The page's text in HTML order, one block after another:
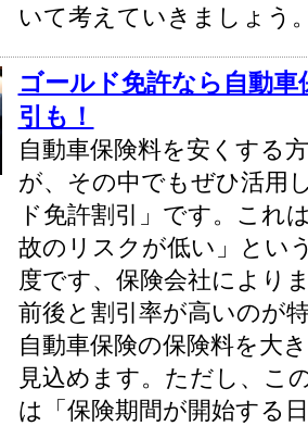
いて考えていきましょう
ゴールド免許なら自動
引も！
自動車保険料を安くする
が、その中でもぜひ活用
ド免許割引」です。これ
故のリスクが低い」とい
度です、保険会社により
前後と割引率が高いのが
自動車保険の保険料を大
見込めます。ただし、こ
は「保険期間が開始する